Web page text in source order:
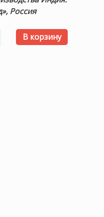
Россия
товара Детский
В корзину